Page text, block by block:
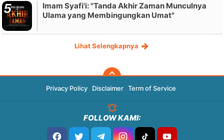
Imam Syafi'i: "Tanda Akhir Zaman Munculnya
Ulama yang Membingungkan Umat"
Lihat Selengkapnya
Privacy Policy Disclaimer Term of Service
FOLLOW KAMI: